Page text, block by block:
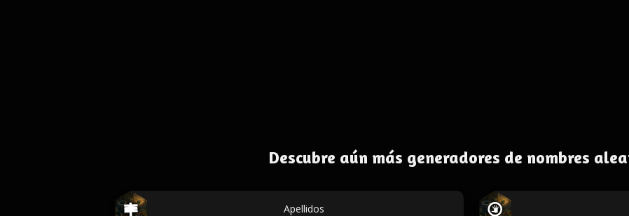
Descubre aún más generadores de nombres
Apellidos